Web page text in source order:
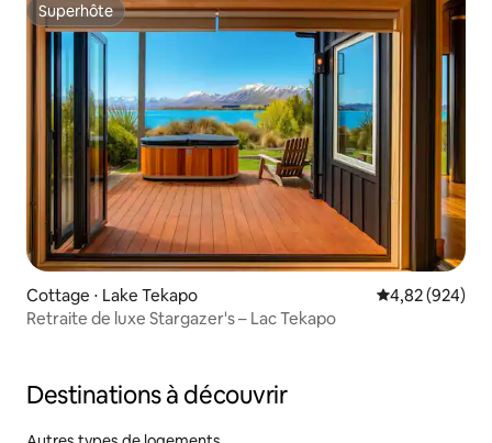
Superhôte
Superhôte
Cottage ⋅ Lake Tekapo Évaluation
4,82 (924)
Retraite de luxe Stargazer's – Lac Tekapo
Destinations à découvrir